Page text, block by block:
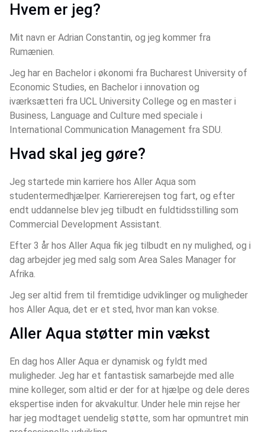
Hvem er jeg?
Mit navn er Adrian Constantin, og jeg kommer fra
Rumænien.
Jeg har en Bachelor i økonomi fra Bucharest University of
Economic Studies, en Bachelor i innovation og
iværksætteri fra UCL University College og en master i
Business, Language and Culture med speciale i
International Communication Management fra SDU.
Hvad skal jeg gøre?
Jeg startede min karriere hos Aller Aqua som
studentermedhjælper. Karriererejsen tog fart, og efter
endt uddannelse blev jeg tilbudt en fuldtidsstilling som
Commercial Development Assistant.
Efter 3 år hos Aller Aqua fik jeg tilbudt en ny mulighed, og i
dag arbejder jeg med salg som Area Sales Manager for
Afrika.
Jeg ser altid frem til fremtidige udviklinger og muligheder
hos Aller Aqua, det er et sted, hvor man kan vokse.
Aller Aqua støtter min vækst
En dag hos Aller Aqua er dynamisk og fyldt med
muligheder. Jeg har et fantastisk samarbejde med alle
mine kolleger, som altid er der for at hjælpe og dele deres
ekspertise inden for akvakultur. Under hele min rejse her
har jeg modtaget uendelig støtte, som har opmuntret min